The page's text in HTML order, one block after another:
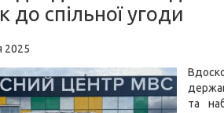
до спільної угоди
2025
та